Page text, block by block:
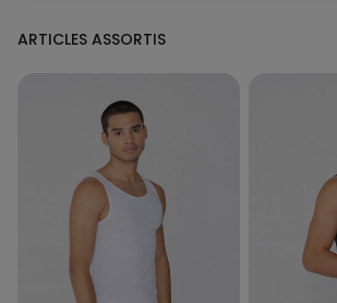
ARTICLES ASSORTIS